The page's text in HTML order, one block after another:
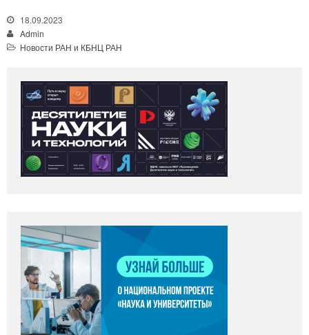
18.09.2023
Admin
Новости РАН и КБНЦ РАН